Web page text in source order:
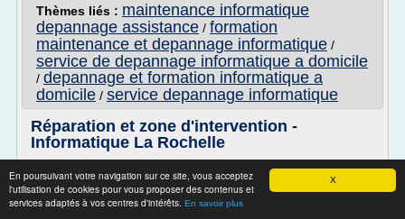
X
En poursuivant votre navigation sur ce site, vous acceptez
l'utilisation de cookies pour vous proposer des contenus et
services adaptés à vos centres d'intérêts. En savoir plus
Thèmes liés : maintenance informatique
depannage assistance / formation
maintenance et depannage informatique /
service de depannage informatique a domicile
/ depannage et formation informatique a
domicile / service depannage informatique
Réparation et zone d'intervention -
Informatique La Rochelle
Dépannage informatique à domicile : intervention à La
Rochelle
Un problème informatique ?